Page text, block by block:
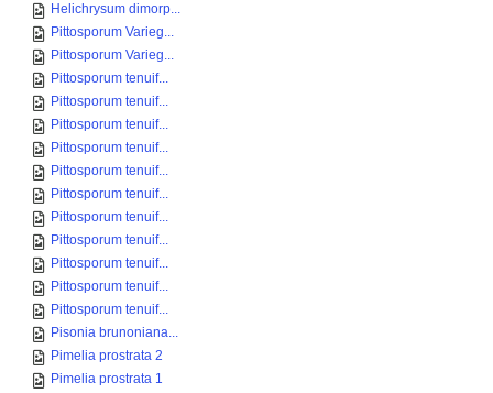
Helichrysum dimorp...
Pittosporum Varieg...
Pittosporum Varieg...
Pittosporum tenuif...
Pittosporum tenuif...
Pittosporum tenuif...
Pittosporum tenuif...
Pittosporum tenuif...
Pittosporum tenuif...
Pittosporum tenuif...
Pittosporum tenuif...
Pittosporum tenuif...
Pittosporum tenuif...
Pittosporum tenuif...
Pisonia brunoniana...
Pimelia prostrata 2
Pimelia prostrata 1